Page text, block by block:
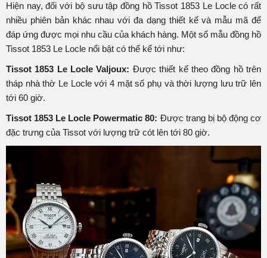
Hiện nay, đối với bộ sưu tập đồng hồ Tissot 1853 Le Locle có rất
nhiều phiên bản khác nhau với đa dạng thiết kế và mẫu mã để
đáp ứng được mọi nhu cầu của khách hàng. Một số mẫu đồng hồ
Tissot 1853 Le Locle nổi bật có thể kể tới như:
Tissot 1853 Le Locle Valjoux: Được thiết kế theo đồng hồ trên
tháp nhà thờ Le Locle với 4 mặt số phụ và thời lượng lưu trữ lên
tới 60 giờ.
Tissot 1853 Le Locle Powermatic 80: Được trang bị bộ động cơ
đặc trưng của Tissot với lượng trữ cót lên tới 80 giờ.